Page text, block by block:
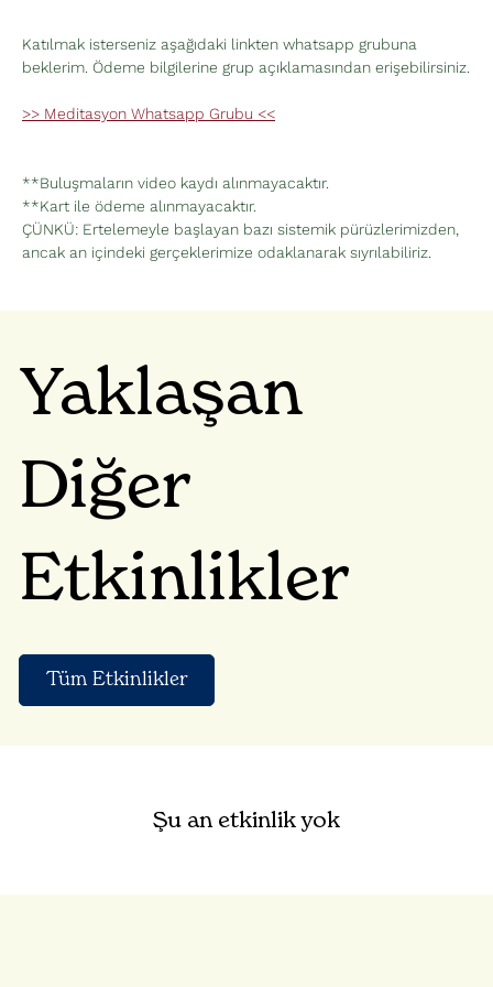
Katılmak isterseniz aşağıdaki linkten whatsapp grubuna
beklerim. Ödeme bilgilerine grup açıklamasından erişebilirsiniz.
>> Meditasyon Whatsapp Grubu <<
**Buluşmaların video kaydı alınmayacaktır.
**Kart ile ödeme alınmayacaktır.
ÇÜNKÜ: Ertelemeyle başlayan bazı sistemik pürüzlerimizden,
ancak an içindeki gerçeklerimize odaklanarak sıyrılabiliriz.
Yaklaşan
Diğer
Etkinlikler
Tüm Etkinlikler
Şu an etkinlik yok